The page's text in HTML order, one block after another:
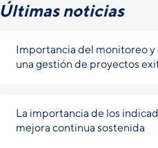
Últimas noticias
Importancia del monitoreo
una gestión de proyectos
La importancia de los
mejora continua sostenida